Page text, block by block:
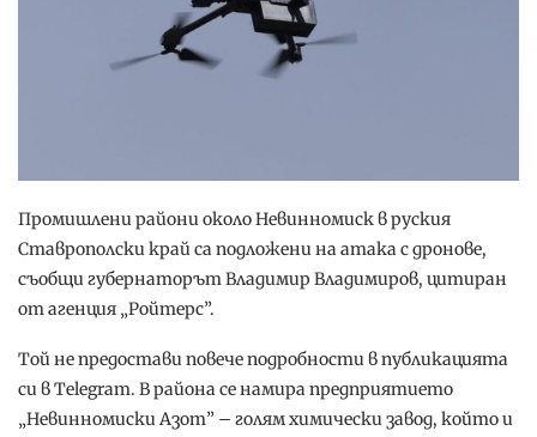
Промишлени райони около Невинномиск в руския
Ставрополски край са подложени на атака с дронове,
съобщи губернаторът Владимир Владимиров, цитиран
от агенция „Ройтерс”.
Той не предостави повече подробности в публикацията
си в Telegram. В района се намира предприятието
„Невинномиски Азот” – голям химически завод, който и